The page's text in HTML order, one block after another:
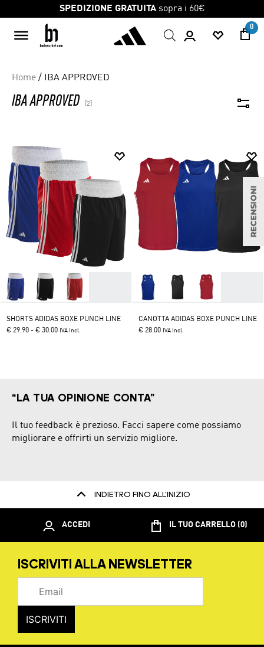
to
content
0
Home / IBA APPROVED
IBA APPROVED [2]
SHORTS ADIDAS BOXE PUNCH LINETHIS
PRODUCT
BE
CHOSEN
THE
PAGE
€ 29.90 - € 30.00 IVA incl.
CANOTTA ADIDAS BOXE PUNCH LINE
THIS
MAY
BE
ON
PRODUCT
€ 28.00 IVA incl.
“LA TUA OPINIONE CONTA”
Il tuo feedback è prezioso. Facci sapere come possiamo
migliorare e offrirti un servizio migliore.
INDIETRO FINO ALL'INIZIO
ACCEDI IL TUO CARRELLO (0)
ISCRIVITI ALLA NEWSLETTER
SPEDIZIONE GRATUITAsopra i 60€